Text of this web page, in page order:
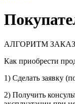
АЛГОРИТМ
Как приобрести
1) Сделать заявку
2) Получить